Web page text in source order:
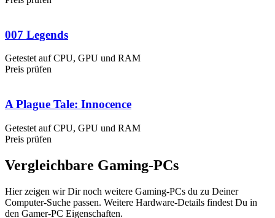
007 Legends
Getestet auf CPU, GPU und RAM
Preis prüfen
A Plague Tale: Innocence
Getestet auf CPU, GPU und RAM
Preis prüfen
Vergleichbare Gaming-PCs
Hier zeigen wir Dir noch weitere Gaming-PCs du zu Deiner
Computer-Suche passen. Weitere Hardware-Details findest Du in
den Gamer-PC Eigenschaften.